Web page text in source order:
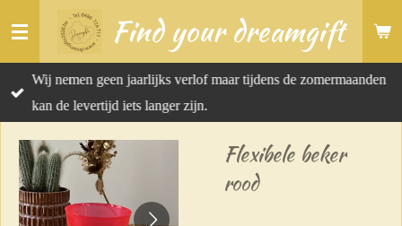
Ga
naar
de
hoofdinhoud
Find your dreamgift
Wij nemen geen jaarlijks verlof maar tijdens de zomermaanden
kan de levertijd iets langer zijn.
Flexibele beker
rood